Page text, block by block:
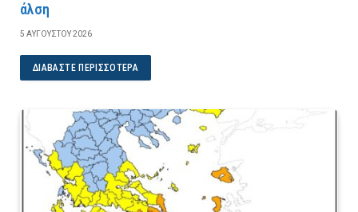
άλση
5 ΑΥΓΟΎΣΤΟΥ 2026
ΔΙΑΒΆΣΤΕ ΠΕΡΙΣΣΌΤΕΡΑ